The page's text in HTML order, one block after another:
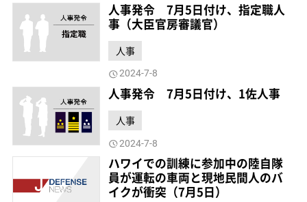
人事発令 7月5日付け、指定職人
事（大臣官房審議官）
人事
2024-7-8
人事発令 7月5日付け、1佐人事
人事
2024-7-8
ハワイでの訓練に参加中の陸自隊
員が運転の車両と現地民間人のバ
イクが衝突（7月5日）